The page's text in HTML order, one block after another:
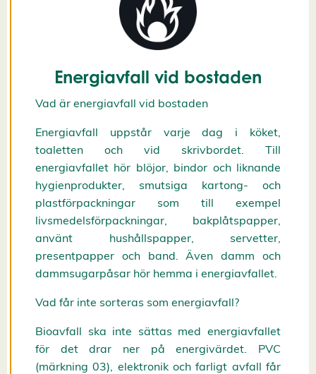
Energiavfall vid bostaden
Vad är energiavfall vid bostaden
Energiavfall uppstår varje dag i köket,
toaletten och vid skrivbordet. Till
energiavfallet hör blöjor, bindor och liknande
hygienprodukter, smutsiga kartong- och
plastförpackningar som till exempel
livsmedelsförpackningar, bakplåtspapper,
använt hushållspapper, servetter,
presentpapper och band. Även damm och
dammsugarpåsar hör hemma i energiavfallet.
Vad får inte sorteras som energiavfall?
Bioavfall ska inte sättas med energiavfallet
för det drar ner på energivärdet. PVC
(märkning 03), elektronik och farligt avfall får